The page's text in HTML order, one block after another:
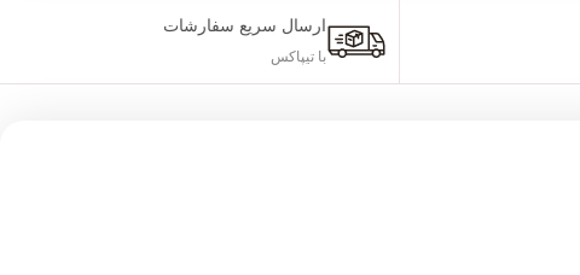
ارسال سریع سفارشات
با تیپاکس